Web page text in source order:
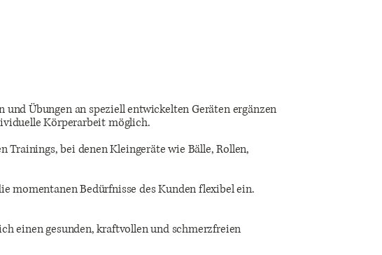
Übungen an speziell entwickelten Geräten ergänzen
Körperarbeit möglich.
bei denen Kleingeräte wie Bälle, Rollen,
momentanen Bedürfnisse des Kunden flexibel ein.
einen gesunden, kraftvollen und schmerzfreien